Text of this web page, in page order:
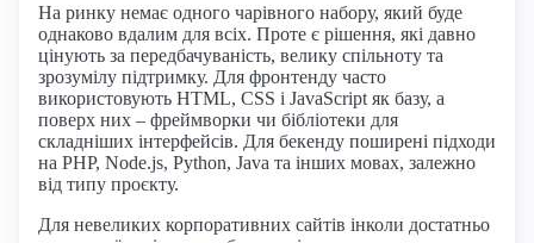
На ринку немає одного чарівного набору, який буде
однаково вдалим для всіх. Проте є рішення, які давно
цінують за передбачуваність, велику спільноту та
зрозумілу підтримку. Для фронтенду часто
використовують HTML, CSS і JavaScript як базу, а
поверх них – фреймворки чи бібліотеки для
складніших інтерфейсів. Для бекенду поширені підходи
на PHP, Node.js, Python, Java та інших мовах, залежно
від типу проєкту.
Для невеликих корпоративних сайтів інколи достатньо